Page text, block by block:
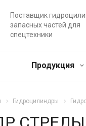
Поставщик
запасных частей для
спецтехники
Продукция
Гидроцилиндры